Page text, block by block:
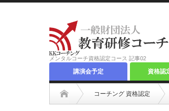
メンタルコーチ資格認定コース 記事02
講演会予定 資格認
コーチング 資格認定